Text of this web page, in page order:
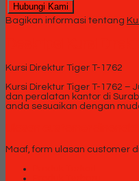
Hubungi Kami
Bagikan informasi tentang
Kursi Direktur Tiger T-1762
Kursi Direktur Tiger T-1762
dan peralatan kantor di
anda sesuaikan dengan
Maaf, form ulasan customer